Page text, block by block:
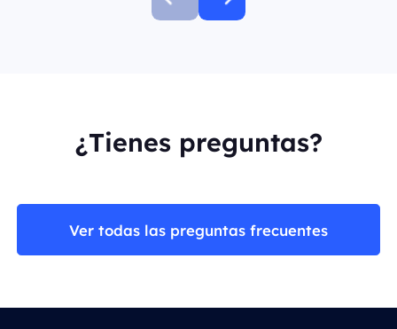
¿Tienes preguntas?
Ver todas las preguntas frecuentes